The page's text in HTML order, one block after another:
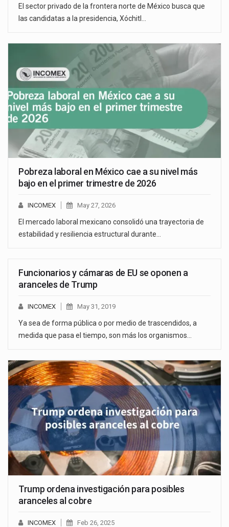
El sector privado de la frontera norte de México busca que
las candidatas a la presidencia, Xóchitl…
Pobreza laboral en México cae a su nivel más
bajo en el primer trimestre de 2026
INCOMEX May 27, 2026
El mercado laboral mexicano consolidó una trayectoria de
estabilidad y resiliencia estructural durante…
Funcionarios y cámaras de EU se oponen a
aranceles de Trump
INCOMEX May 31, 2019
Ya sea de forma pública o por medio de trascendidos, a
medida que pasa el tiempo, son más los organismos…
Trump ordena investigación para posibles
aranceles al cobre
INCOMEX Feb 26, 2025